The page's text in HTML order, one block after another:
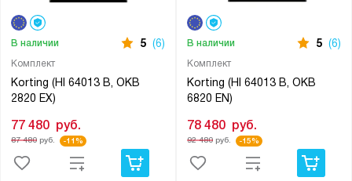
Комплект
Korting (HI 64013 B, OKB
2820 EX)
В наличии 5 (6)
77 480 руб.
87 480руб. -11%
Комплект
Korting (HI 64013 B, OKB
6820 EN)
В наличии 5 (6)
78 480 руб.
92 480руб. -15%